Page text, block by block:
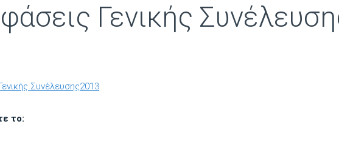
Γενικής
Συνέλευσης2013
το: